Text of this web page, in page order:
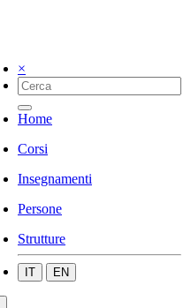
×
Home
Corsi
Insegnamenti
Persone
Strutture
IT EN